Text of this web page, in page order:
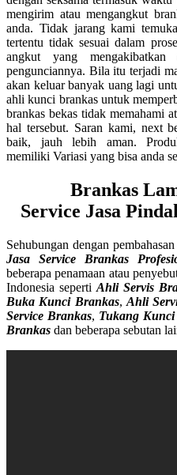
mengirim atau mengangkut
anda. Tidak jarang kami
tertentu tidak sesuai dalam
angkut yang
pengunciannya. Bila itu terjadi
akan keluar banyak uang lagi
ahli kunci brankas untuk
brankas bekas tidak memahami
hal tersebut. Saran kami, next
baik, jauh lebih aman.
memiliki Variasi yang bisa anda
Brankas
Service Jasa
Sehubungan dengan
Jasa Service Brankas
beberapa penamaan atau
Indonesia seperti Ahli Servis
Buka Kunci Brankas, Ahli
Service Brankas, Tukang
Brankas dan beberapa sebutan